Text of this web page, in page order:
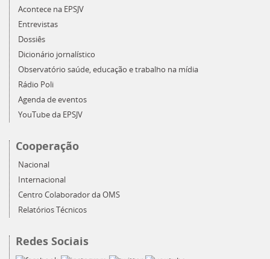
Acontece na EPSJV
Entrevistas
Dossiês
Dicionário jornalístico
Observatório saúde, educação e trabalho na mídia
Rádio Poli
Agenda de eventos
YouTube da EPSJV
Cooperação
Nacional
Internacional
Centro Colaborador da OMS
Relatórios Técnicos
Redes Sociais